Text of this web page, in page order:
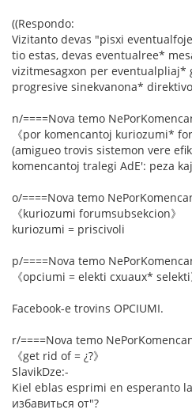
((Respondo:
Vizitanto devas "pisxi
tio estas, devas eventualree*
vizitmesagxon per eventualpliaj*
progresive sinekvanona* direktivo
n/====Nova temo
《por komencantoj kuriozumi*
(amigueo trovis sistemon vere
komencantoj tralegi AdE': peza
o/====Nova temo
《kuriozumi forumsubsekcion》
kuriozumi = priscivoli
p/====Nova temo
《opciumi = elekti cxuaux* selekti
Facebook-e trovins OPCIUMI.
r/====Nova temo
《get rid of = ¿?》
SlavikDze:-
Kiel eblas esprimi en esperanto
избавиться от"?